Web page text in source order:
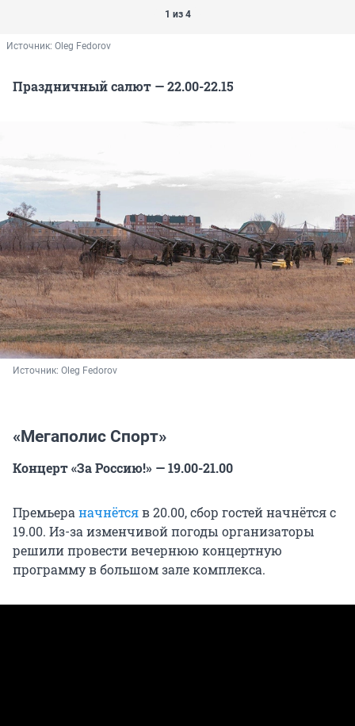
1 из 4
Источник: Oleg Fedorov
Праздничный салют — 22.00-22.15
Источник: Oleg Fedorov
«Мегаполис Спорт»
Концерт «За Россию!» — 19.00-21.00
Премьераначнётсяв 20.00, сбор гостей начнётся с
19.00. Из-за изменчивой погоды организаторы
решили провести вечернюю концертную
программу в большом зале комплекса.